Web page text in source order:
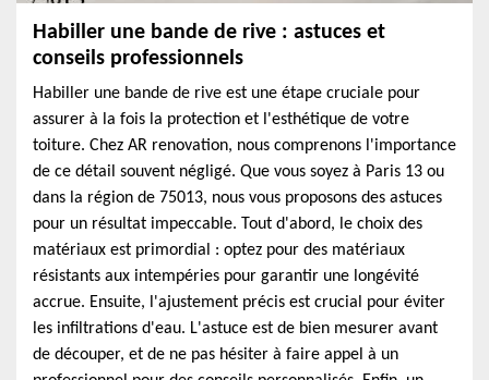
Habiller une bande de rive : astuces et
conseils professionnels
Habiller une bande de rive est une étape cruciale pour
assurer à la fois la protection et l'esthétique de votre
toiture. Chez AR renovation, nous comprenons l'importance
de ce détail souvent négligé. Que vous soyez à Paris 13 ou
dans la région de 75013, nous vous proposons des astuces
pour un résultat impeccable. Tout d'abord, le choix des
matériaux est primordial : optez pour des matériaux
résistants aux intempéries pour garantir une longévité
accrue. Ensuite, l'ajustement précis est crucial pour éviter
les infiltrations d'eau. L'astuce est de bien mesurer avant
de découper, et de ne pas hésiter à faire appel à un